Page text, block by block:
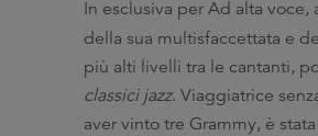
In esclusiva per Ad alta
della sua multisfaccettata e
più alti livelli tra le cantanti,
classici jazz. Viaggiatrice
aver vinto tre Grammy, è